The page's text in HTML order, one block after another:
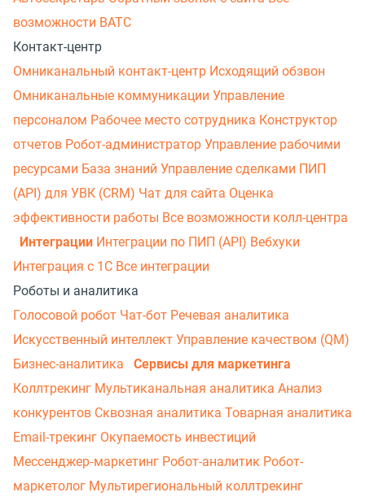
возможности ВАТС
Контакт-центр
Омниканальный контакт-центр Исходящий обзвон
Омниканальные коммуникации Управление
персоналом Рабочее место сотрудника Конструктор
отчетов Робот-администратор Управление рабочими
ресурсами База знаний Управление сделками ПИП
(API) для УВК (CRM) Чат для сайта Оценка
эффективности работы Все возможности колл-центра
Интеграции Интеграции по ПИП (API) Вебхуки
Интеграция с 1С Все интеграции
Роботы и аналитика
Голосовой робот Чат-бот Речевая аналитика
Искусственный интеллект Управление качеством (QM)
Бизнес-аналитика
Сервисы для маркетинга
Коллтрекинг Мультиканальная аналитика Анализ
конкурентов Сквозная аналитика Товарная аналитика
Email-трекинг Окупаемость инвестиций
Мессенджер‑маркетинг Робот-аналитик Робот-
маркетолог Мультирегиональный коллтрекинг